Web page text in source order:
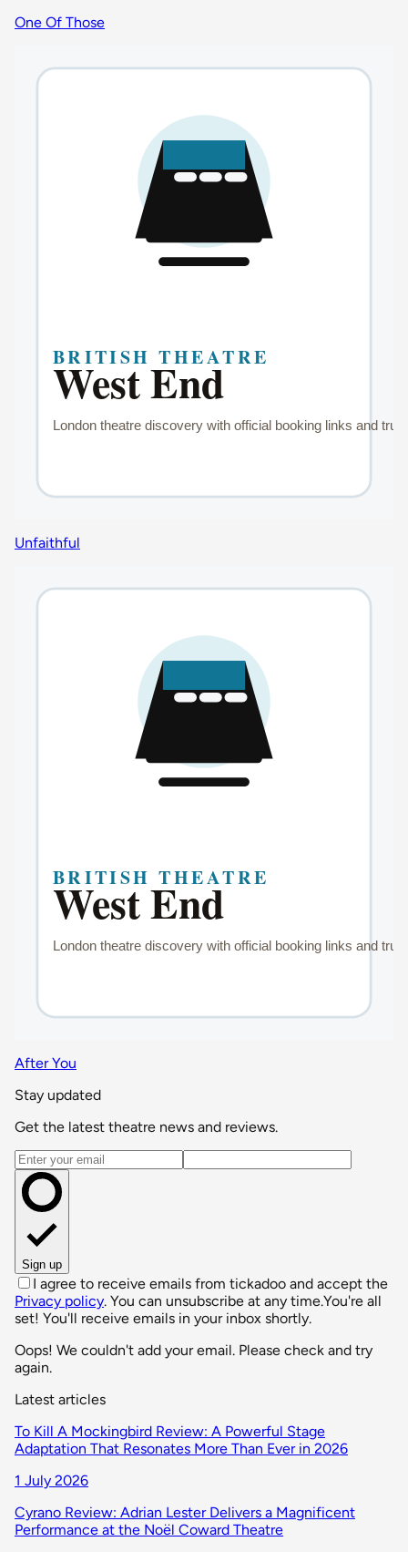
One Of Those
Unfaithful
After You
Stay updated
Get the latest theatre news and reviews.
Email address
Sign up
I agree to receive emails from tickadoo and accept the
Privacy policy. You can unsubscribe at any time.You're all
set! You'll receive emails in your inbox shortly.
Oops! We couldn't add your email. Please check and try
again.
Latest articles
To Kill A Mockingbird Review: A Powerful Stage
Adaptation That Resonates More Than Ever in 2026
1 July 2026
Cyrano Review: Adrian Lester Delivers a Magnificent
Performance at the Noël Coward Theatre